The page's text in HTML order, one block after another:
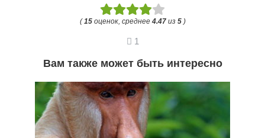
(15оценок, среднее 4.47из 5)
1
Вам также может быть интересно